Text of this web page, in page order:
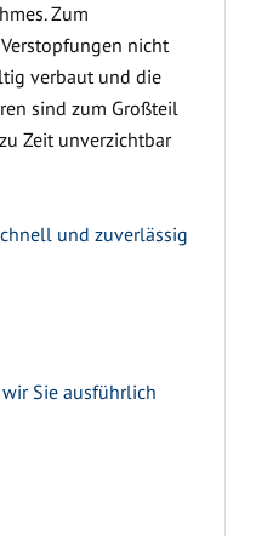
Zum
nicht
verbaut und die
sind zum Großteil
Zeit unverzichtbar
und zuverlässig
Sie ausführlich